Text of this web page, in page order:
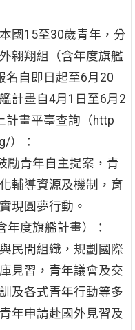
國15至30歲青年，分
翱翔組（含年度旗艦
名自即日起至6月20
計畫自4月1日至6月2
計畫平臺查詢（http
）：
勵青年自主提案，青
輔導資源及機制，育
現圓夢行動。
年度旗艦計畫）：
民間組織，規劃國際
見習，青年議會及交
及各式青年行動等多
年申請赴國外見習及